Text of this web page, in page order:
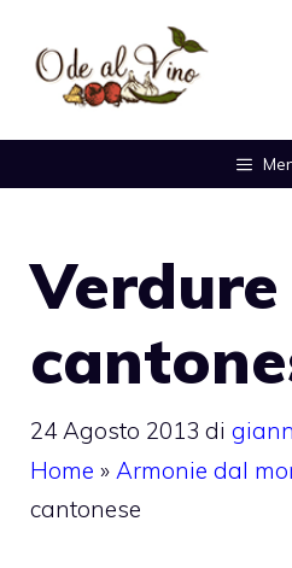
contenuto
24 Agosto 2013 di
Home » Armonie dal
cantonese